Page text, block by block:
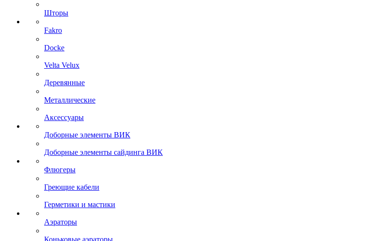
Шторы
Fakro
Docke
Velta Velux
Деревянные
Металлические
Аксессуары
Доборные элементы ВИК
Доборные элементы сайдинга ВИК
Флюгеры
Греющие кабели
Герметики и мастики
Аэраторы
Коньковые аэраторы